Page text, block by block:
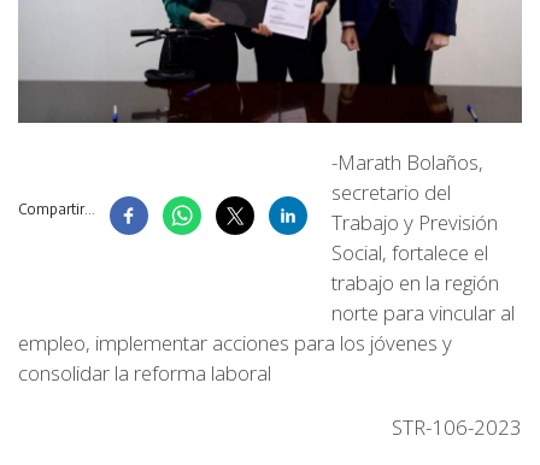
Compartir...
-Marath Bolaños,
secretario del
Trabajo y Previsión
Social, fortalece el
trabajo en la región
norte para vincular al
empleo, implementar acciones para los jóvenes y
consolidar la reforma laboral
STR-106-2023